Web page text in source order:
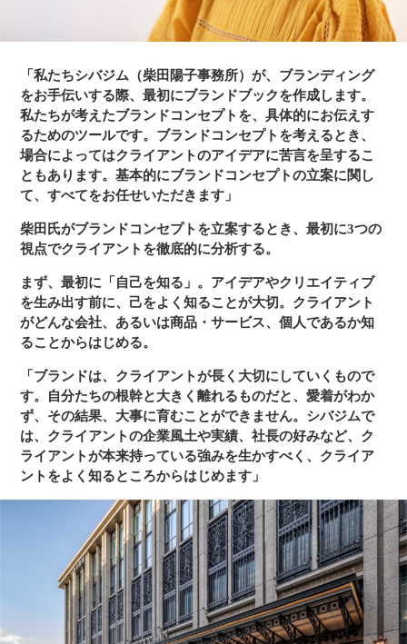
「私たちシバジム（柴田陽子事務所）が、ブランディング
をお手伝いする際、最初にブランドブックを作成します。
私たちが考えたブランドコンセプトを、具体的にお伝えす
るためのツールです。ブランドコンセプトを考えるとき、
場合によってはクライアントのアイデアに苦言を呈するこ
ともあります。基本的にブランドコンセプトの立案に関し
て、すべてをお任せいただきます」
柴田氏がブランドコンセプトを立案するとき、最初に3つの
視点でクライアントを徹底的に分析する。
まず、最初に「自己を知る」。アイデアやクリエイティブ
を生み出す前に、己をよく知ることが大切。クライアント
がどんな会社、あるいは商品・サービス、個人であるか知
ることからはじめる。
「ブランドは、クライアントが長く大切にしていくもので
す。自分たちの根幹と大きく離れるものだと、愛着がわか
ず、その結果、大事に育むことができません。シバジムで
は、クライアントの企業風土や実績、社長の好みなど、ク
ライアントが本来持っている強みを生かすべく、クライア
ントをよく知るところからはじめます」